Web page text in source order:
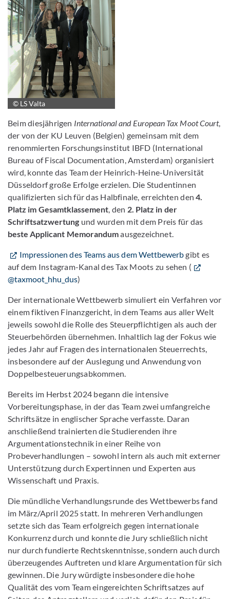
© LS Valta
Beim diesjährigen International and European Tax Moot Court,
der von der KU Leuven (Belgien) gemeinsam mit dem
renommierten Forschungsinstitut IBFD (International
Bureau of Fiscal Documentation, Amsterdam) organisiert
wird, konnte das Team der Heinrich-Heine-Universität
Düsseldorf große Erfolge erzielen. Die Studentinnen
qualifizierten sich für das Halbfinale, erreichten den4.
Platz im Gesamtklassement, den 2. Platz in der
Schriftsatzwertung und wurden mit dem Preis für das
beste Applicant Memorandumausgezeichnet.
Impressionen des Teams aus dem Wettbewerbgibt es
auf dem Instagram-Kanal des Tax Moots zu sehen (
@taxmoot_hhu_dus)
Der internationale Wettbewerb simuliert ein Verfahren vor
einem fiktiven Finanzgericht, in dem Teams aus aller Welt
jeweils sowohl die Rolle des Steuerpflichtigen als auch der
Steuerbehörden übernehmen. Inhaltlich lag der Fokus wie
jedes Jahr auf Fragen des internationalen Steuerrechts,
insbesondere auf der Auslegung und Anwendung von
Doppelbesteuerungsabkommen.
Bereits im Herbst 2024 begann die intensive
Vorbereitungsphase, in der das Team zwei umfangreiche
Schriftsätze in englischer Sprache verfasste. Daran
anschließend trainierten die Studierenden ihre
Argumentationstechnik in einer Reihe von
Probeverhandlungen – sowohl intern als auch mit externer
Unterstützung durch Expertinnen und Experten aus
Wissenschaft und Praxis.
Die mündliche Verhandlungsrunde des Wettbewerbs fand
im März/April 2025 statt. In mehreren Verhandlungen
setzte sich das Team erfolgreich gegen internationale
Konkurrenz durch und konnte die Jury schließlich nicht
nur durch fundierte Rechtskenntnisse, sondern auch durch
überzeugendes Auftreten und klare Argumentation für sich
gewinnen. Die Jury würdigte insbesondere die hohe
Qualität des vom Team eingereichten Schriftsatzes auf